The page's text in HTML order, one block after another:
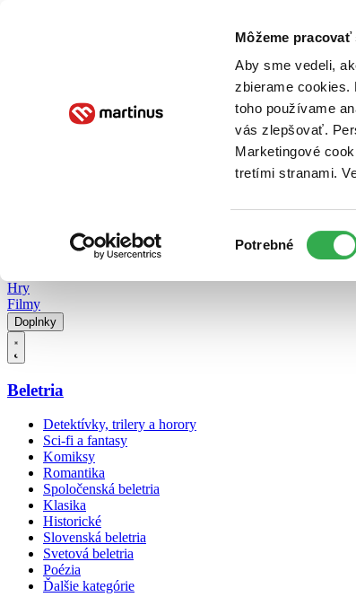
Môžeme
Aby sme vedeli,
zbierame cookies.
toho používame
vás zlepšovať.
Marketingové
tretími stranami.
súhlasu
Potrebné
Poukážky
Hry
Filmy
Doplnky
Beletria
Detektívky, trilery a horory
Sci-fi a fantasy
Komiksy
Romantika
Spoločenská beletria
Klasika
Historické
Slovenská beletria
Svetová beletria
Poézia
Ďalšie kategórie